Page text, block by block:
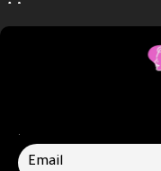
.